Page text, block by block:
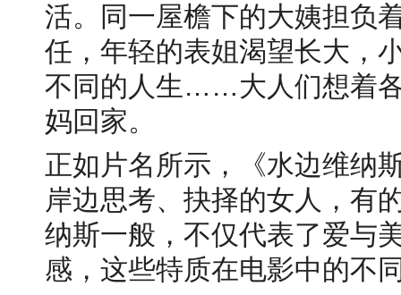
活。同一屋檐下的大姨担负
任，年轻的表姐渴望长大，
不同的人生……大人们想着
妈回家。
正如片名所示，《水边维纳
岸边思考、抉择的女人，有
纳斯一般，不仅代表了爱与
感，这些特质在电影中的不